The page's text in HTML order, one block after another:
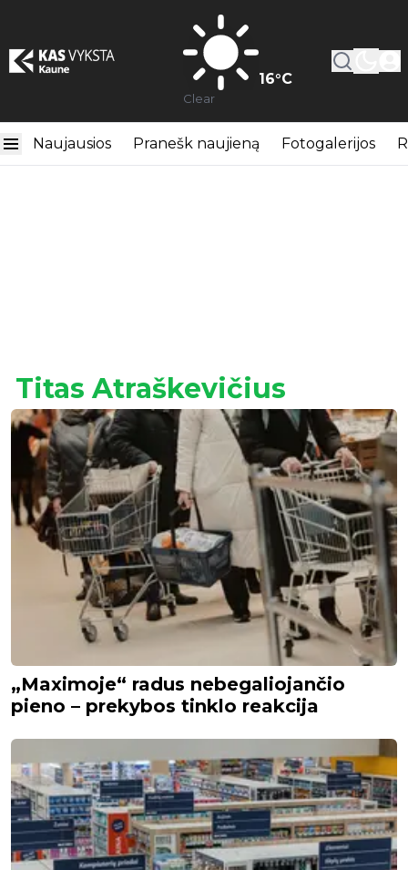
16°C
Clear
Naujausios Pranešk naujieną Fotogalerijos
Titas Atraškevičius
„Maximoje“ radus nebegaliojančio
pieno – prekybos tinklo reakcija